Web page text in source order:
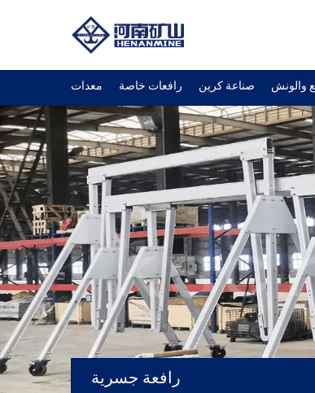
معدات رافعات خاصة صناعة كرين والونش
رافعة جسرية